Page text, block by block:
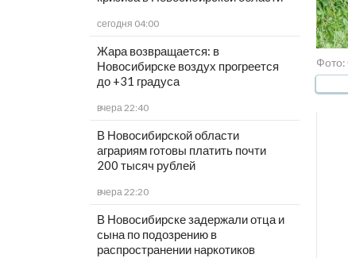
сегодня 04:00
Жара возвращается: в
Новосибирске воздух прогреется
до +31 градуса
вчера 22:40
В Новосибирской области
аграриям готовы платить почти
200 тысяч рублей
вчера 22:20
В Новосибирске задержали отца и
сына по подозрению в
распространении наркотиков
Фото: